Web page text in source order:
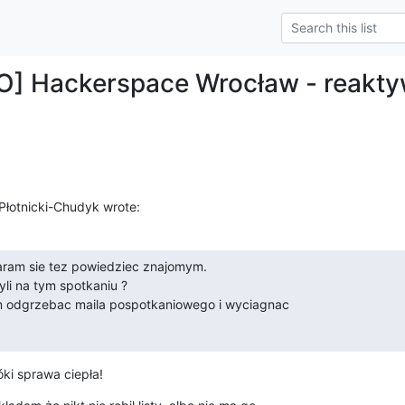
Hackerspace Wrocław -
Chudyk wrote:
sie tez powiedziec znajomym.
na tym spotkaniu ?
odgrzebac maila pospotkaniowego i wyciagnac
sprawa ciepła!